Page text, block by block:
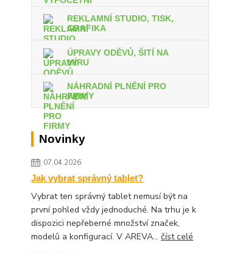
REKLAMNÍ STUDIO, TISK,
GRAFIKA
ÚPRAVY ODĚVŮ, ŠITÍ NA
MÍRU
NÁHRADNÍ PLNĚNÍ PRO
FIRMY
Novinky
07.04.2026
Jak vybrat správný tablet?
Vybrat ten správný tablet nemusí být na
první pohled vždy jednoduché. Na trhu je k
dispozici nepřeberné množství značek,
modelů a konfigurací. V AREVA...číst celé